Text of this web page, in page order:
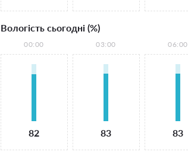
Вологість сьогодні (%)
00:00
82
03:00
83
06:00
83